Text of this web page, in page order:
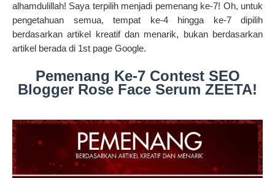
alhamdulillah! Saya terpilih menjadi pemenang ke-7! Oh, untuk
pengetahuan semua, tempat ke-4 hingga ke-7 dipilih
berdasarkan artikel kreatif dan menarik, bukan berdasarkan
artikel berada di 1st page Google.
Pemenang Ke-7 Contest SEO
Blogger Rose Face Serum ZEETA!